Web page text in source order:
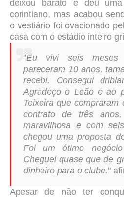
deixou barato e deu
corintiano, mas acabou
o vestiário foi ovacionado
casa com o estádio inteiro
"Eu vivi seis meses
pareceram 10 anos,
recebi. Consegui
Agradeço o Leão e ao
Teixeira que
contrato de três
maravilhosa e com
chegou uma proposta
Foi um ótimo
Cheguei quase que de
dinheiro para o clube."
Apesar de não ter